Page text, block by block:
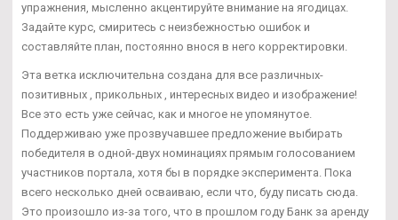
упражнения, мысленно акцентируйте внимание на ягодицах.
Задайте курс, смиритесь с неизбежностью ошибок и
составляйте план, постоянно внося в него корректировки.
Эта ветка исключительна создана для все различных-
позитивных , прикольных , интересных видео и изображение!
Все это есть уже сейчас, как и многое не упомянутое.
Поддерживаю уже прозвучавшее предложение выбирать
победителя в одной-двух номинациях прямым голосованием
участников портала, хотя бы в порядке эксперимента. Пока
всего несколько дней осваиваю, если что, буду писать сюда.
Это произошло из-за того, что в прошлом году Банк за аренду